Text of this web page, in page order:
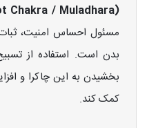
(Root Chakra / Muladhara)
مسئول احساس امنیت،
بدن است. استفاده از
بخشیدن به این چاکرا و
کمک کند.